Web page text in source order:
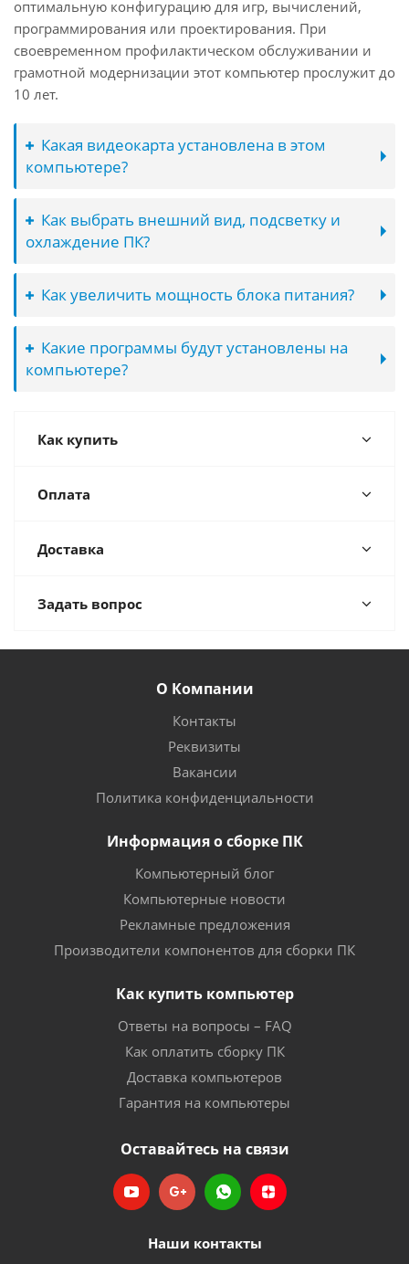
оптимальную конфигурацию для игр, вычислений,
программирования или проектирования. При
своевременном профилактическом обслуживании и
грамотной модернизации этот компьютер прослужит до
10 лет.
Какая видеокарта установлена в этом
компьютере?
Как выбрать внешний вид, подсветку и
охлаждение ПК?
Как увеличить мощность блока питания?
Какие программы будут установлены на
компьютере?
Как купить
Оплата
Доставка
Задать вопрос
О Компании
Контакты
Реквизиты
Вакансии
Политика конфиденциальности
Информация о сборке ПК
Компьютерный блог
Компьютерные новости
Рекламные предложения
Производители компонентов для сборки ПК
Как купить компьютер
Ответы на вопросы – FAQ
Как оплатить сборку ПК
Доставка компьютеров
Гарантия на компьютеры
Оставайтесь на связи
Наши контакты